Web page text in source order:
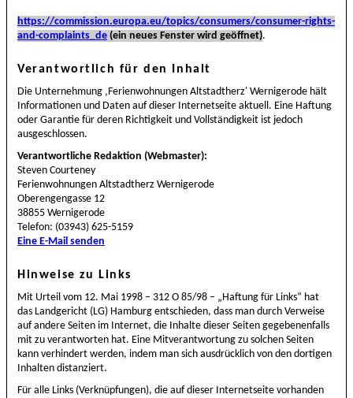
https://commission.europa.eu/topics/consumers/consumer-rights-
and-complaints_de (ein neues Fenster wird geöffnet).
Verantwortlich für den Inhalt
Die Unternehmung ‚Ferienwohnungen Altstadtherz' Wernigerode hält
Informationen und Daten auf dieser Internetseite aktuell. Eine Haftung
oder Garantie für deren Richtigkeit und Vollständigkeit ist jedoch
ausgeschlossen.
Verantwortliche Redaktion (Webmaster):
Steven Courteney
Ferienwohnungen Altstadtherz Wernigerode
Oberengengasse 12
38855 Wernigerode
Telefon: (03943) 625-5159
Eine E-Mail senden
Hinweise zu Links
Mit Urteil vom 12. Mai 1998 – 312 O 85/98 – „Haftung für Links“ hat
das Landgericht (LG) Hamburg entschieden, dass man durch Verweise
auf andere Seiten im Internet, die Inhalte dieser Seiten gegebenenfalls
mit zu verantworten hat. Eine Mitverantwortung zu solchen Seiten
kann verhindert werden, indem man sich ausdrücklich von den dortigen
Inhalten distanziert.
Für alle Links (Verknüpfungen), die auf dieser Internetseite vorhanden